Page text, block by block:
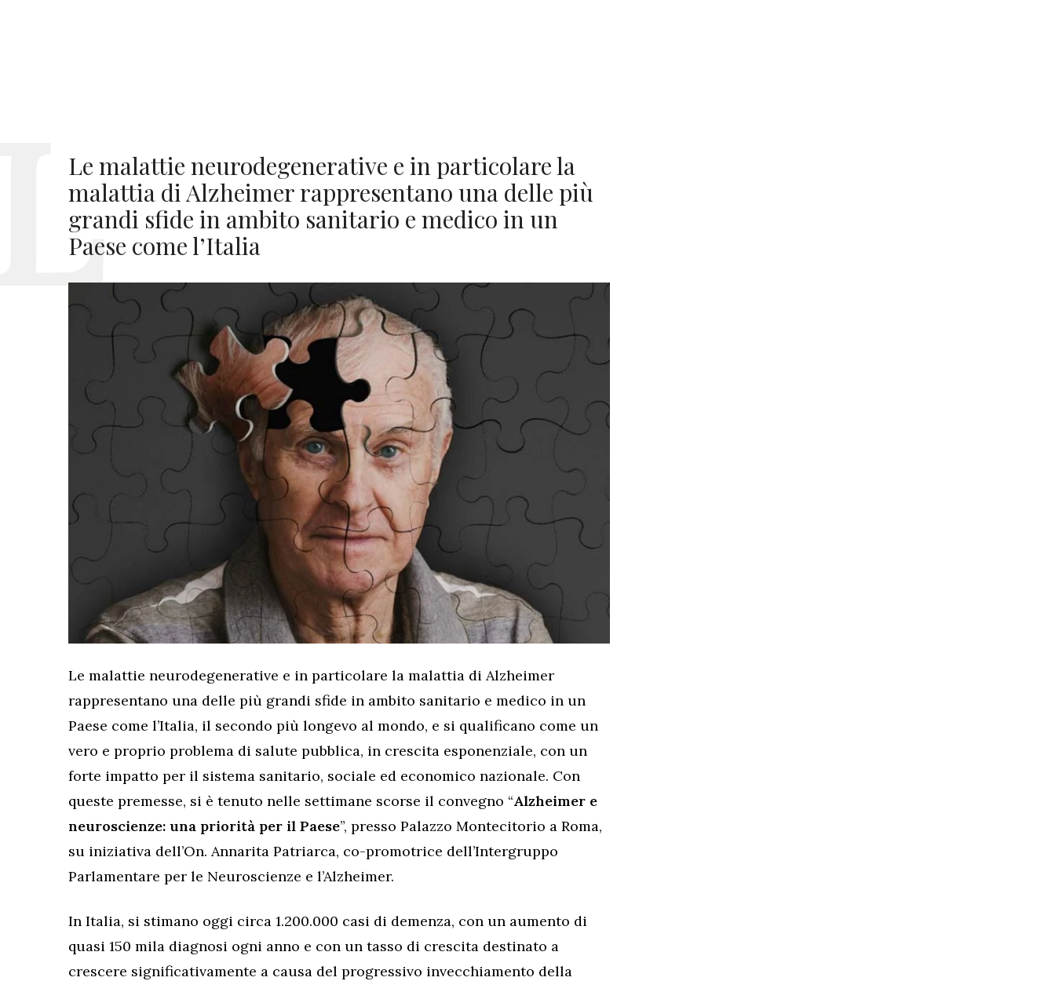
Le malattie neurodegenerative e in particolare la
malattia di Alzheimer rappresentano una delle più
grandi sfide in ambito sanitario e medico in un
Paese come l’Italia
Le malattie neurodegenerative e in particolare la malattia di Alzheimer
rappresentano una delle più grandi sfide in ambito sanitario e medico in un
Paese come l’Italia, il secondo più longevo al mondo, e si qualificano come un
vero e proprio problema di salute pubblica, in crescita esponenziale, con un
forte impatto per il sistema sanitario, sociale ed economico nazionale. Con
queste premesse, si è tenuto nelle settimane scorse il convegno “Alzheimer e
neuroscienze: una priorità per il Paese”, presso Palazzo Montecitorio a Roma,
su iniziativa dell’On. Annarita Patriarca, co-promotrice dell’Intergruppo
Parlamentare per le Neuroscienze e l’Alzheimer.
In Italia, si stimano oggi circa 1.200.000 casi di demenza, con un aumento di
quasi 150 mila diagnosi ogni anno e con un tasso di crescita destinato a
crescere significativamente a causa del progressivo invecchiamento della